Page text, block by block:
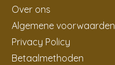
Over ons
Algemene voorwaarden
Privacy Policy
Betaalmethoden